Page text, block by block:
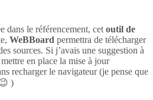
dans le référencement, cet outil de
WeBBoard permettra de télécharger
sources. Si j’avais une suggestion à
en place la mise à jour
recharger le navigateur (je pense que
)